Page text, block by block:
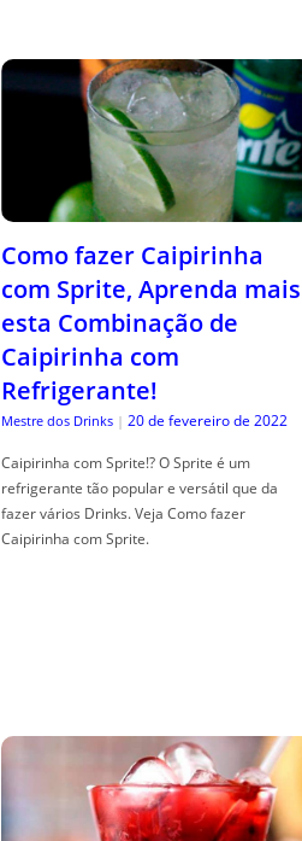
Como fazer Caipirinha
com Sprite, Aprenda mais
esta Combinação de
Caipirinha com
Refrigerante!
Mestre dos Drinks | 20 de fevereiro de 2022
Caipirinha com Sprite!? O Sprite é um
refrigerante tão popular e versátil que da
fazer vários Drinks. Veja Como fazer
Caipirinha com Sprite.